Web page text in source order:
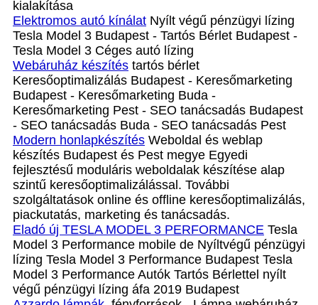
kialakítása
Elektromos autó kínálat Nyílt végű pénzügyi lízing
Tesla Model 3 Budapest - Tartós Bérlet Budapest -
Tesla Model 3 Céges autó lízing
Webáruház készítés tartós bérlet
Keresőoptimalizálás Budapest - Keresőmarketing
Budapest - Keresőmarketing Buda -
Keresőmarketing Pest - SEO tanácsadás Budapest
- SEO tanácsadás Buda - SEO tanácsadás Pest
Modern honlapkészítés Weboldal és weblap
készítés Budapest és Pest megye Egyedi
fejlesztésű moduláris weboldalak készítése alap
szintű keresőoptimalizálással. További
szolgáltatások online és offline keresőoptimalizálás,
piackutatás, marketing és tanácsadás.
Eladó új TESLA MODEL 3 PERFORMANCE Tesla
Model 3 Performance mobile de Nyíltvégű pénzügyi
lízing Tesla Model 3 Performance Budapest Tesla
Model 3 Performance Autók Tartós Bérlettel nyílt
végű pénzügyi lízing áfa 2019 Budapest